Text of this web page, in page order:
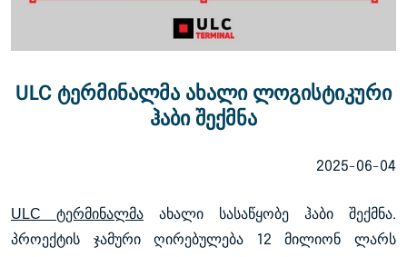
ULC ტერმინალმა ახალი ლოგისტიკური
ჰაბი შექმნა
2025-06-04
ULC ტერმინალმა
ახალი სასაწყობე ჰაბი შექმნა.
პროექტის ჯამური ღირებულება 12 მილიონ ლარს